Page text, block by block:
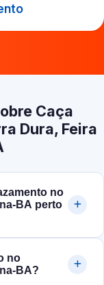
Caça
Dura, Feira
no
perto
no